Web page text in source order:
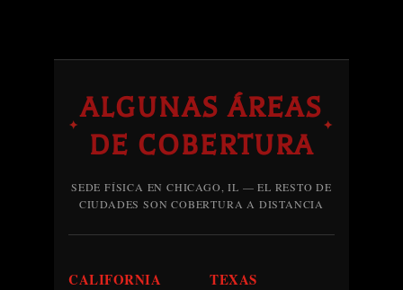
✦
ALGUNAS ÁREAS
DE COBERTURA
✦
SEDE FÍSICA EN CHICAGO, IL — EL RESTO DE
CIUDADES SON COBERTURA A DISTANCIA
CALIFORNIA TEXAS